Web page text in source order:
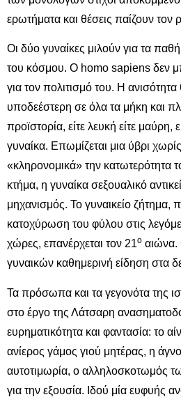
ερωτήματα και θέσεις παίζουν τον
Οι δύο γυναίκες μιλούν για τα
του κόσμου. Ο homo sapiens δεν
για τον πολιτισμό του. Η
υποδεέστερη σε όλα τα μήκη και
προϊστορία, είτε λευκή είτε μαύρη,
γυναίκα. Επωμίζεται μια ύβρι
«κληρονομικά» την κατωτερότητα
κτήμα, η γυναίκα σεξουαλικό
μηχανισμός. Το γυναικείο ζήτημα,
κατοχύρωση του φύλου στις
χώρες, επανέρχεται τον 21ο αιώνα.
γυναικών καθημερινή είδηση στα
Τα πρόσωπα και τα γεγονότα της
στο έργο της Λάτσαρη
ευρηματικότητα και φαντασία: το
ανίερος γάμος γιού μητέρας, η
αυτοτιμωρία, ο αλληλοσκοτωμός
για την εξουσία. Ιδού μία ευφυής